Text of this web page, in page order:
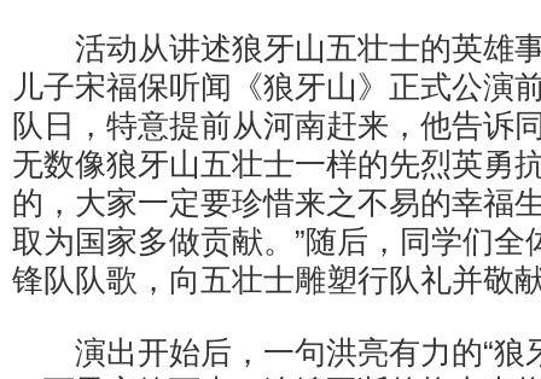
活动从讲述狼牙山五壮士的英雄
儿子宋福保听闻《狼牙山》正式公演
队日，特意提前从河南赶来，他告诉
无数像狼牙山五壮士一样的先烈英勇
的，大家一定要珍惜来之不易的幸福
取为国家多做贡献。”随后，同学们全
锋队队歌，向五壮士雕塑行队礼并敬
演出开始后，一句洪亮有力的“狼